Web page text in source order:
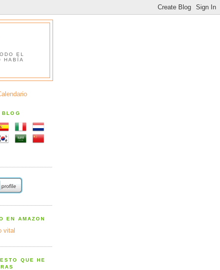
EL
HABÍA
BLOG
EN AMAZON
vital
QUE HE